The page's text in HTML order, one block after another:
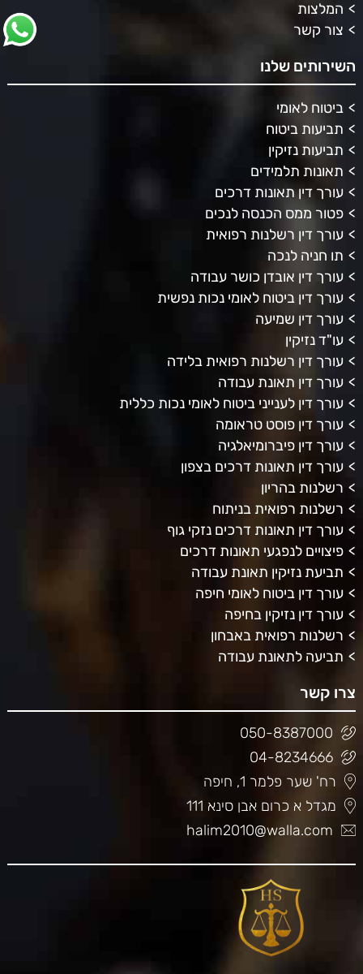
המלצות
צור קשר
השירותים שלנו
ביטוח לאומי
תביעות ביטוח
תביעות נזיקין
תאונות תלמידים
עורך דין תאונות דרכים
פטור ממס הכנסה לנכים
עורך דין רשלנות רפואית
תו חניה לנכה
עורך דין אובדן כושר עבודה
עורך דין ביטוח לאומי נכות נפשית
עורך דין שמיעה
עו"ד נזיקין
עורך דין רשלנות רפואית בלידה
עורך דין תאונת עבודה
עורך דין לענייני ביטוח לאומי נכות כללית
עורך דין פוסט טראומה
עורך דין פיברומיאלגיה
עורך דין תאונות דרכים בצפון
רשלנות בהריון
רשלנות רפואית בניתוח
עורך דין תאונות דרכים נזקי גוף
פיצויים לנפגעי תאונות דרכים
תביעת נזיקין תאונת עבודה
עורך דין ביטוח לאומי חיפה
עורך דין נזיקין בחיפה
רשלנות רפואית באבחון
תביעה לתאונת עבודה
צרו קשר
050-8387000
04-8234666
רח' שער פלמר 1, חיפה
מגדל א כרום אבן סינא 111
halim2010@walla.com